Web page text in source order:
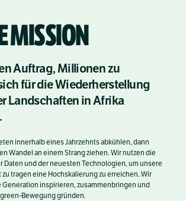
MISSION
Auftrag, Millionen zu
für die Wiederherstellung
Landschaften in Afrika
innerhalb eines Jahrzehnts abkühlen, dann
Wandel an einem Strang ziehen. Wir nutzen die
Daten und der neuesten Technologien, um unsere
zu tragen eine Hochskalierung zu erreichen. Wir
Generation inspirieren, zusammenbringen und
Bewegung gründen.